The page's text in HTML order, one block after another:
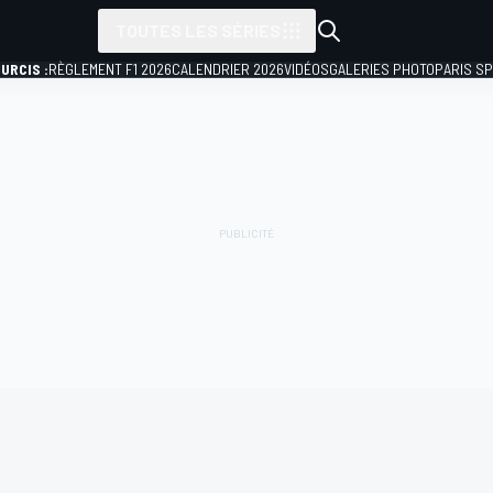
:RÈGLEMENT F1 2026CALENDRIER 2026VIDÉOSGALERIES PHOTOPARIS